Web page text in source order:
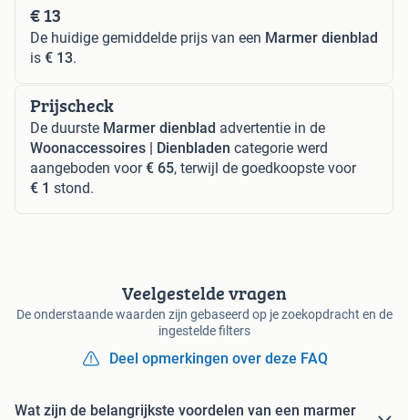
€ 13
De huidige gemiddelde prijs van een Marmer dienblad
is € 13.
Prijscheck
De duurste Marmer dienblad advertentie in de
Woonaccessoires | Dienbladen categorie werd
aangeboden voor€ 65, terwijl de goedkoopste voor
€ 1 stond.
Veelgestelde vragen
De onderstaande waarden zijn gebaseerd op je zoekopdracht en de
ingestelde filters
Deel opmerkingen over deze FAQ
Wat zijn de belangrijkste voordelen van een marmer